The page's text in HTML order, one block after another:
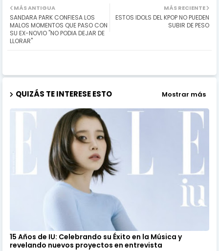
MÁS RECIENTE
ESTOS IDOLS DEL KPOP NO PUEDEN
SUBIR DE PESO
MÁS ANTIGUA
SANDARA PARK CONFIESA LOS
MALOS MOMENTOS QUE PASO CON
SU EX-NOVIO "NO PODIA DEJAR DE
LLORAR"
QUIZÁS TE INTERESE ESTO Mostrar más
15 Años de IU: Celebrando su Éxito en la Música y
revelando nuevos proyectos en entrevista